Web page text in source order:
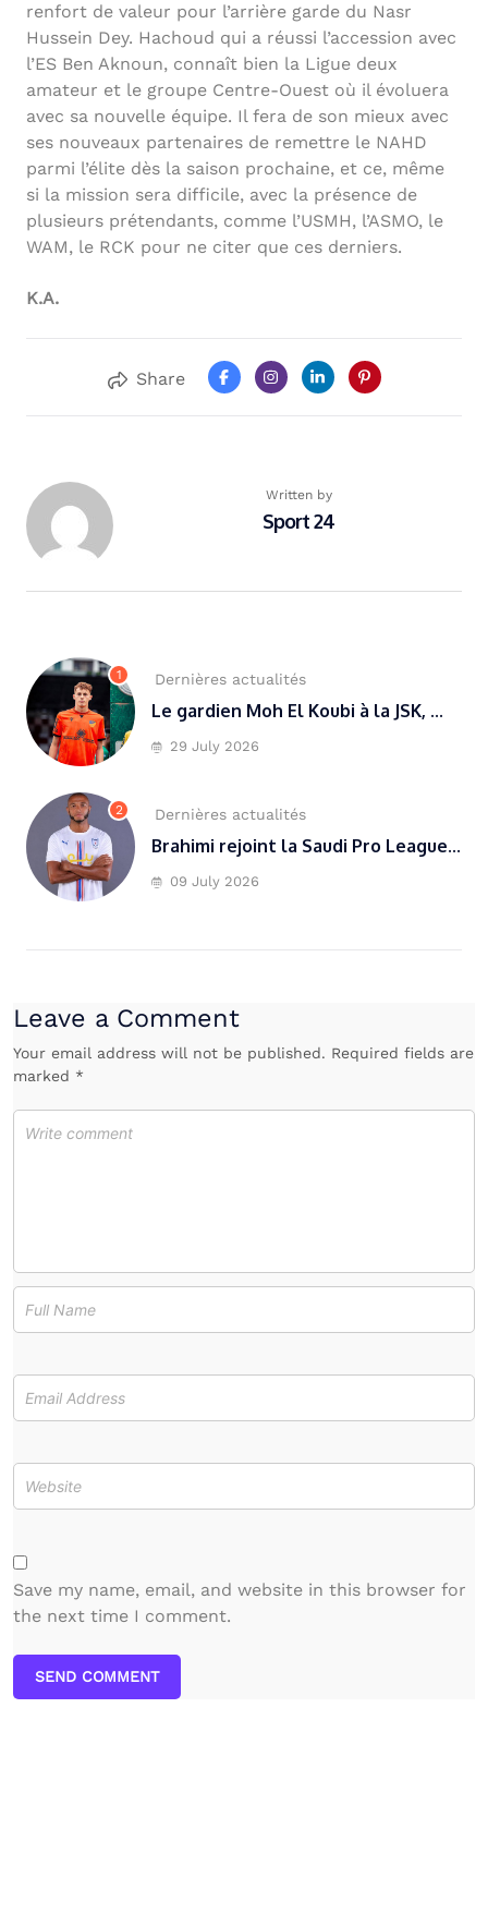
renfort de valeur pour l’arrière garde du Nasr
Hussein Dey. Hachoud qui a réussi l’accession avec
l’ES Ben Aknoun, connaît bien la Ligue deux
amateur et le groupe Centre-Ouest où il évoluera
avec sa nouvelle équipe. Il fera de son mieux avec
ses nouveaux partenaires de remettre le NAHD
parmi l’élite dès la saison prochaine, et ce, même
si la mission sera difficile, avec la présence de
plusieurs prétendants, comme l’USMH, l’ASMO, le
WAM, le RCK pour ne citer que ces derniers.
K.A.
Share
Written by
Sport 24
1 Dernières actualités
Le gardien Moh El Koubi à la JSK, ...
29 July 2026
2 Dernières actualités
Brahimi rejoint la Saudi Pro League...
09 July 2026
Leave a Comment
Your email address will not be published. Required fields are
marked *
Save my name, email, and website in this browser for
the next time I comment.
SEND COMMENT